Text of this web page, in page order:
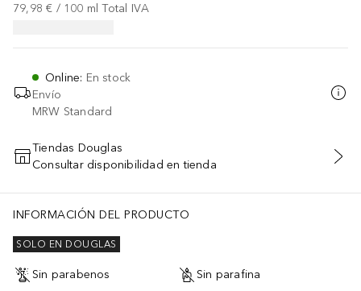
79,98 € / 100 ml Total IVA
Online: En stock
Envío
MRW Standard
AÑADIR AL CARRITO
Tiendas Douglas
Consultar disponibilidad en tienda
INFORMACIÓN DEL PRODUCTO
SOLO EN DOUGLAS
Sin parabenos Sin parafina